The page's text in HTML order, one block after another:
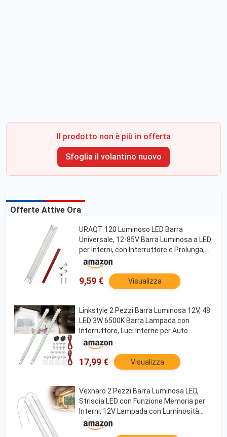
Il prodotto non è più in offerta
Sfoglia il volantino nuovo
Offerte Attive Ora
URAQT 120 Luminoso LED Barra
Universale, 12-85V Barra Luminosa a LED
per Interni, con Interruttore e Prolunga,
per Auto, Camper, Van, Autobus,
Caravan, Barca (1 Pcs)
9,59 € Visualizza
Linkstyle 2 Pezzi Barra Luminosa 12V, 48
LED 3W 6500K Barra Lampada con
Interruttore, Luci Interne per Auto
Furgone Autobus Camion Barca
17,99 € Visualizza
Vexnaro 2 Pezzi Barra Luminosa LED,
Striscia LED con Funzione Memoria per
Interni, 12V Lampada con Luminosità
Regolabile per Camper, Furgone, Caravan,
Roulotte, Barca e Armadietto